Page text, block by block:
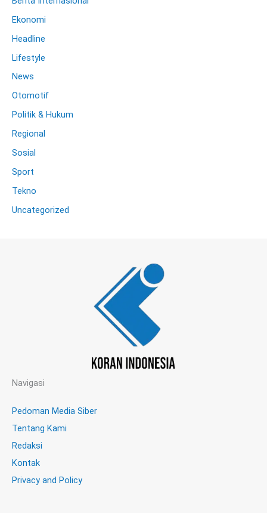
Ekonomi
Headline
Lifestyle
News
Otomotif
Politik & Hukum
Regional
Sosial
Sport
Tekno
Uncategorized
Navigasi
Pedoman Media Siber
Tentang Kami
Redaksi
Kontak
Privacy and Policy